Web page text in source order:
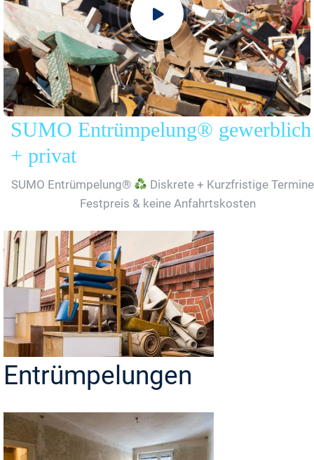
SUMO Entrümpelung® gewerblich
+ privat
SUMO Entrümpelung®
Diskrete + Kurzfristige
Festpreis & keine Anfahrtskosten
Entrümpelungen